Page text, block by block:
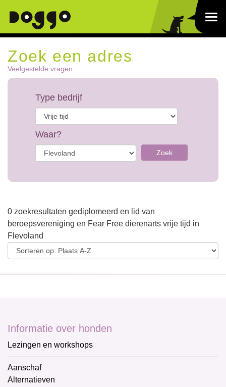
Zoek een adres
Veelgestelde vragen
Type bedrijf
Waar?
Zoek
0 zoekresultaten gediplomeerd en lid van
beroepsvereniging en Fear Free dierenarts vrije tijd in
Flevoland
Informatie over honden
Lezingen en workshops
Aanschaf
Alternatieven